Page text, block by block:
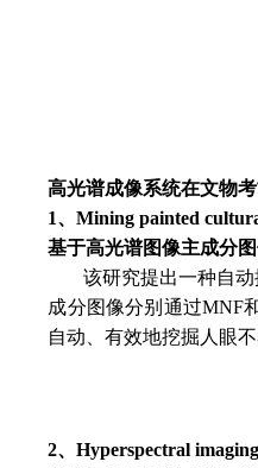
高光谱成像系统在文物
1、Mining painted
基于高光谱图像主成分
该研究提出一种自
成分图像分别通过MNF
自动、有效地挖掘人眼
2、Hyperspectral